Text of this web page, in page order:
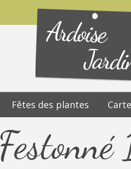
Fêtes des plantes
Festonné